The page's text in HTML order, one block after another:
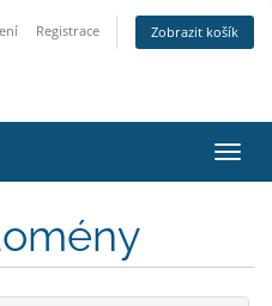
Registrace Zobrazit košík